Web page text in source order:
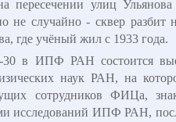
улиц Ульянова
не случайно - сквер
где учёный жил с 1933 года.
в ИПФ РАН состоится
наук РАН, на
сотрудников ФИЦа,
исследований ИПФ РАН,